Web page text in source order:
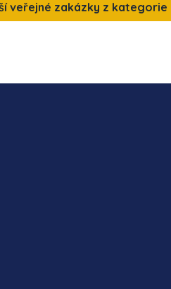
veřejné zakázky z kategorie